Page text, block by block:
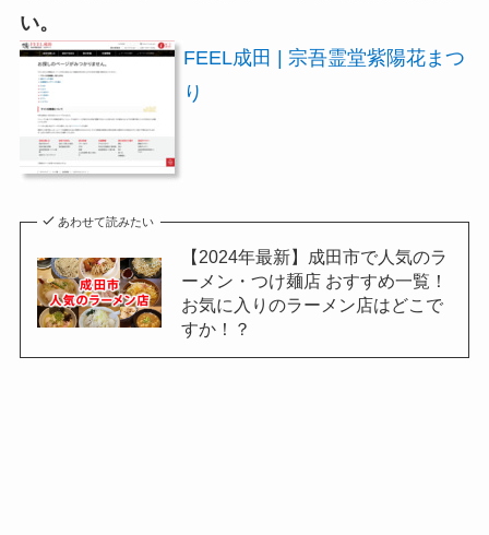
い。
FEEL成田 | 宗吾霊堂紫陽花まつ
り
あわせて読みたい
【2024年最新】成田市で人気のラ
ーメン・つけ麺店 おすすめ一覧！
お気に入りのラーメン店はどこで
すか！？